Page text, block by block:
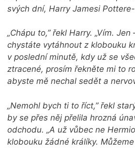
svých dní, Harry Jamesi
„Chápu to,” řekl Harry. „Vím. Jen
chystáte vytáhnout z klobouku
v poslední minutě, kdy už se
ztracené, prosím řekněte mi to
abyste mě nechal sedět a
„Nemohl bych ti to říct,” řekl
by se přes něj přelila hrozná
odchodu. „A už vůbec ne
klobouku žádné králíky.